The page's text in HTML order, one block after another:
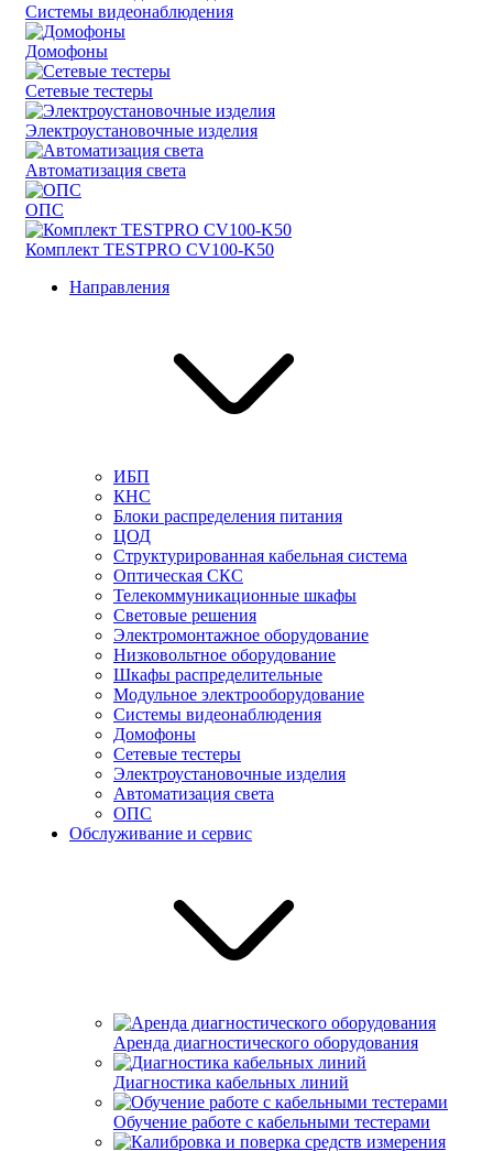
Системы видеонаблюдения
Домофоны
Сетевые тестеры
Электроустановочные изделия
Автоматизация света
ОПС
Комплект TESTPRO CV100-K50
Направления
ИБП
КНС
Блоки распределения питания
ЦОД
Структурированная кабельная система
Оптическая СКС
Телекоммуникационные шкафы
Световые решения
Электромонтажное оборудование
Низковольтное оборудование
Шкафы распределительные
Модульное электрооборудование
Системы видеонаблюдения
Домофоны
Сетевые тестеры
Электроустановочные изделия
Автоматизация света
ОПС
Обслуживание и сервис
Аренда диагностического оборудования
Диагностика кабельных линий
Обучение работе с кабельными тестерами